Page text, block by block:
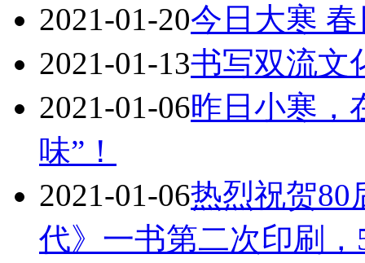
2021-01-20今日大寒
2021-01-13书写双流文
2021-01-06昨日小寒，
味”！
2021-01-06热烈祝贺80
代》一书第二次印刷，